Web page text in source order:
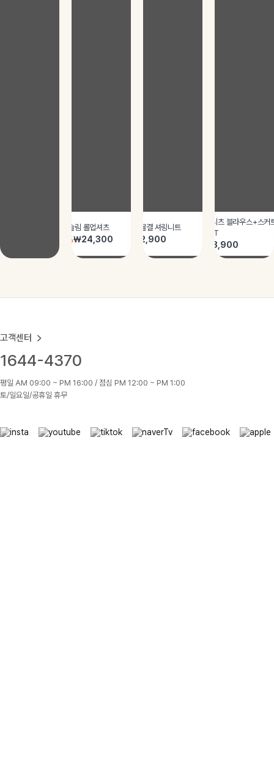
고객센터
1644-4370
평일 AM 09:00 ~ PM 16:00 / 점심 PM 12:00 ~ PM 1:00
토/일요일/공휴일 휴무